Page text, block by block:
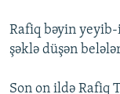
Rafiq bəyin
şəklə düşən
Son on ildə Rafiq